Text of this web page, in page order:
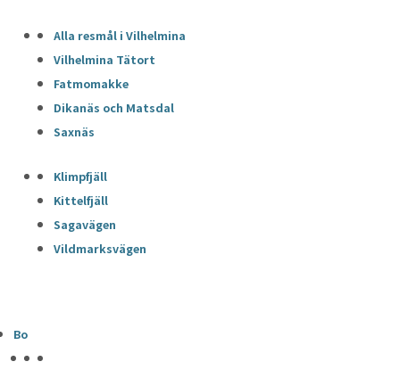
Alla resmål i Vilhelmina
Vilhelmina Tätort
Fatmomakke
Dikanäs och Matsdal
Saxnäs
Klimpfjäll
Kittelfjäll
Sagavägen
Vildmarksvägen
Bo